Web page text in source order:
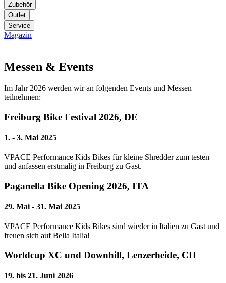
Zubehör
Outlet
Service
Magazin
Messen & Events
Im Jahr 2026 werden wir an folgenden Events und Messen
teilnehmen:
Freiburg Bike Festival 2026, DE
1. - 3. Mai 2025
VPACE Performance Kids Bikes für kleine Shredder zum testen
und anfassen erstmalig in Freiburg zu Gast.
Paganella Bike Opening 2026, ITA
29. Mai - 31. Mai 2025
VPACE Performance Kids Bikes sind wieder in Italien zu Gast und
freuen sich auf Bella Italia!
Worldcup XC und Downhill, Lenzerheide, CH
19. bis 21. Juni 2026